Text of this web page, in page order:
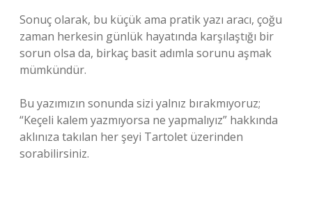
Sonuç olarak, bu küçük ama pratik yazı aracı, çoğu
zaman herkesin günlük hayatında karşılaştığı bir
sorun olsa da, birkaç basit adımla sorunu aşmak
mümkündür.
Bu yazımızın sonunda sizi yalnız bırakmıyoruz;
“Keçeli kalem yazmıyorsa ne yapmalıyız” hakkında
aklınıza takılan her şeyi Tartolet üzerinden
sorabilirsiniz.